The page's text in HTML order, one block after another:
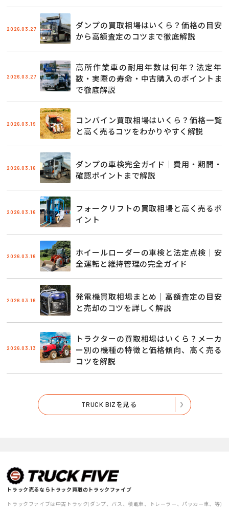
2026.03.27
ダンプの買取相場はいくら？価格の目安
から高額査定のコツまで徹底解説
2026.03.27
高所作業車の耐用年数は何年？法定年
数・実際の寿命・中古購入のポイントま
で徹底解説
2026.03.19
コンバイン買取相場はいくら？価格一覧
と高く売るコツをわかりやすく解説
2026.03.16
ダンプの車検完全ガイド｜費用・期間・
確認ポイントまで解説
2026.03.16
フォークリフトの買取相場と高く売るポ
イント
2026.03.16
ホイールローダーの車検と法定点検｜安
全運転と維持管理の完全ガイド
2026.03.16
発電機買取相場まとめ｜高額査定の目安
と売却のコツを詳しく解説
2026.03.13
トラクターの買取相場はいくら？メーカ
ー別の機種の特徴と価格傾向、高く売る
コツを解説
TRUCK BIZを見る
トラック売るならトラック買取のトラックファイブ
トラックファイブは中古トラック(ダンプ、バス、積載車、トレーラー、パッカー車、等)